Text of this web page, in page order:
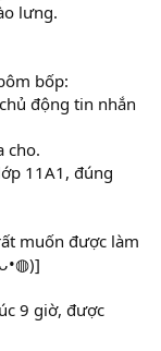
lưng.
bốp:
động tin nhắn
cho.
11A1, đúng
muốn được làm
9 giờ, được